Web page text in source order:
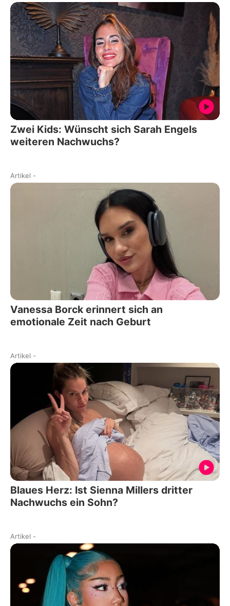
Zwei Kids: Wünscht sich Sarah Engels
weiteren Nachwuchs?
Artikel -
Vanessa Borck erinnert sich an
emotionale Zeit nach Geburt
Artikel -
Blaues Herz: Ist Sienna Millers dritter
Nachwuchs ein Sohn?
Artikel -